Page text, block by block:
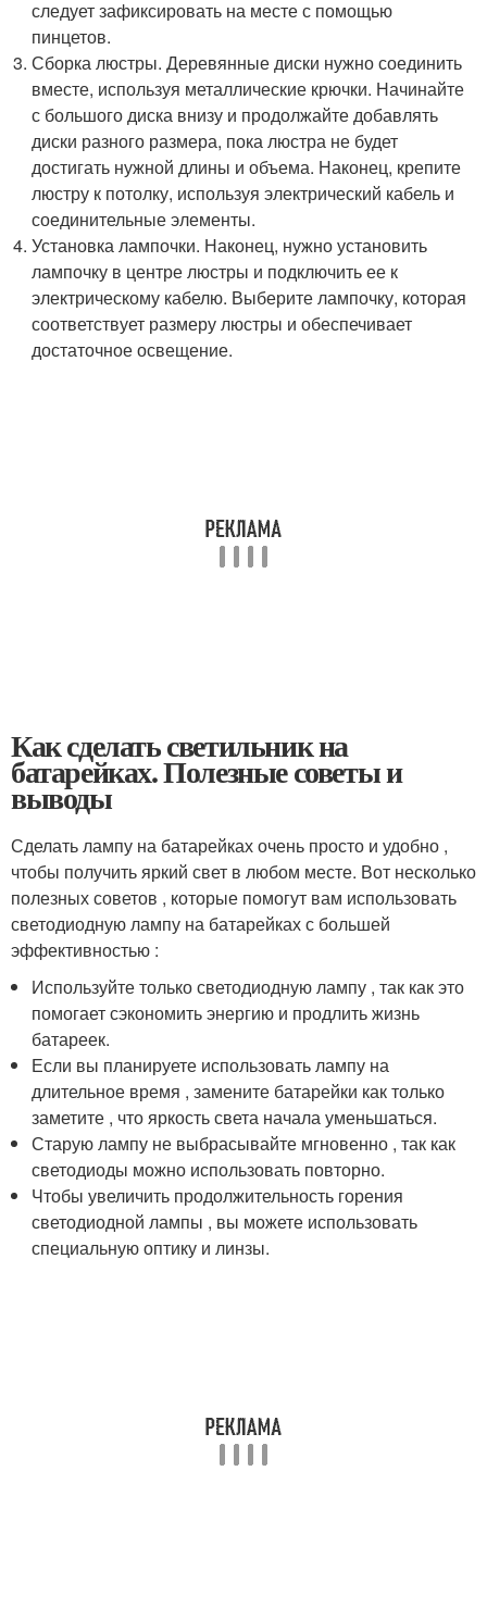
следует зафиксировать на месте с помощью
пинцетов.
Сборка люстры. Деревянные диски нужно соединить
вместе, используя металлические крючки. Начинайте
с большого диска внизу и продолжайте добавлять
диски разного размера, пока люстра не будет
достигать нужной длины и объема. Наконец, крепите
люстру к потолку, используя электрический кабель и
соединительные элементы.
Установка лампочки. Наконец, нужно установить
лампочку в центре люстры и подключить ее к
электрическому кабелю. Выберите лампочку, которая
соответствует размеру люстры и обеспечивает
достаточное освещение.
Как сделать светильник на
батарейках. Полезные советы и
выводы
Сделать лампу на батарейках очень просто и удобно ,
чтобы получить яркий свет в любом месте. Вот несколько
полезных советов , которые помогут вам использовать
светодиодную лампу на батарейках с большей
эффективностью :
Используйте только светодиодную лампу , так как это
помогает сэкономить энергию и продлить жизнь
батареек.
Если вы планируете использовать лампу на
длительное время , замените батарейки как только
заметите , что яркость света начала уменьшаться.
Старую лампу не выбрасывайте мгновенно , так как
светодиоды можно использовать повторно.
Чтобы увеличить продолжительность горения
светодиодной лампы , вы можете использовать
специальную оптику и линзы.